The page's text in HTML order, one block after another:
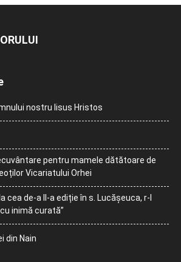
nostru Iisus Hristos
pentru mamele dătătoare de
Vicariatului Orhei
cea de-a II-a ediție în s. Lucășeuca, r-l
inimă curată”
din Nain